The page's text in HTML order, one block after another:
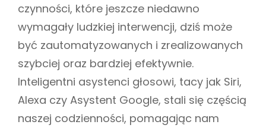
czynności, które jeszcze niedawno
wymagały ludzkiej interwencji, dziś może
być zautomatyzowanych i zrealizowanych
szybciej oraz bardziej efektywnie.
Inteligentni asystenci głosowi, tacy jak Siri,
Alexa czy Asystent Google, stali się częścią
naszej codzienności, pomagając nam